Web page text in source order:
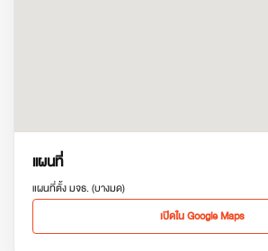
แผนที่
แผนที่ตั้ง มจธ. (บางมด)
เปิดใน Google Maps